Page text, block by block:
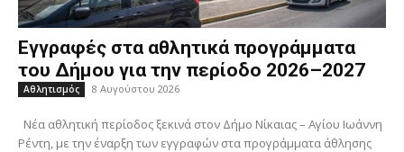
Εγγραφές στα αθλητικά προγράμματα
του Δήμου για την περίοδο 2026–2027
Αθλητισμός 8 Αυγούστου 2026
Ρέντη, με την έναρξη των εγγραφών στα προγράμματα άθλησης